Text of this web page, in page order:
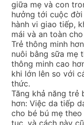
giữa mẹ và con
hưởng tới cuộc
hành vi giao tiếp,
mái và an toàn
Trẻ thông minh
nuôi bằng sữa mẹ
thông minh cao
khi lớn lên so với
thức.
Tăng khả năng trẻ
hơn: Việc da tiếp
cho bé bú mẹ
tục, và cách này